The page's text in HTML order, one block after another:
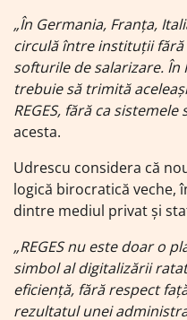
„În Germania, Franța,
circulă între instituții
softurile de salarizare. În
trebuie să trimită
REGES, fără ca
acesta.
Udrescu considera că
logică birocratică veche,
dintre mediul privat și
„REGES nu este doar o
simbol al digitalizării
eficiență, fără respect
rezultatul unei